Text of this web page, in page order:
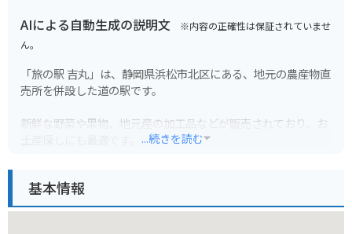
AIによる自動生成の説明文 ※内容の正確性は保証されていませ
ん。
「旅の駅 吉丸」は、静岡県浜松市北区にある、地元の農産物直
売所を併設した道の駅です。
新鮮な野菜や果物、地元産の加工品などが販売されており、お
客はもちろん、多くの観光客で賑わっています。バイクで立ち
寄る場合、広い駐車場があるので安心して駐車できます。
...続きを読む
基本情報